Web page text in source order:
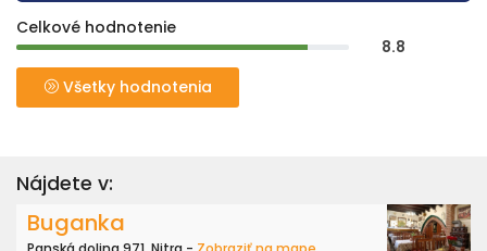
Celkové hodnotenie
8.8
Všetky hodnotenia
Nájdete v:
Buganka